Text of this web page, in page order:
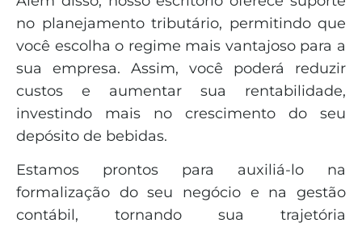
no planejamento tributário, permitindo que
você escolha o regime mais vantajoso para a
sua empresa. Assim, você poderá reduzir
custos e aumentar sua rentabilidade,
investindo mais no crescimento do seu
depósito de bebidas.
Estamos prontos para auxiliá-lo na
formalização do seu negócio e na gestão
contábil, tornando sua trajetória